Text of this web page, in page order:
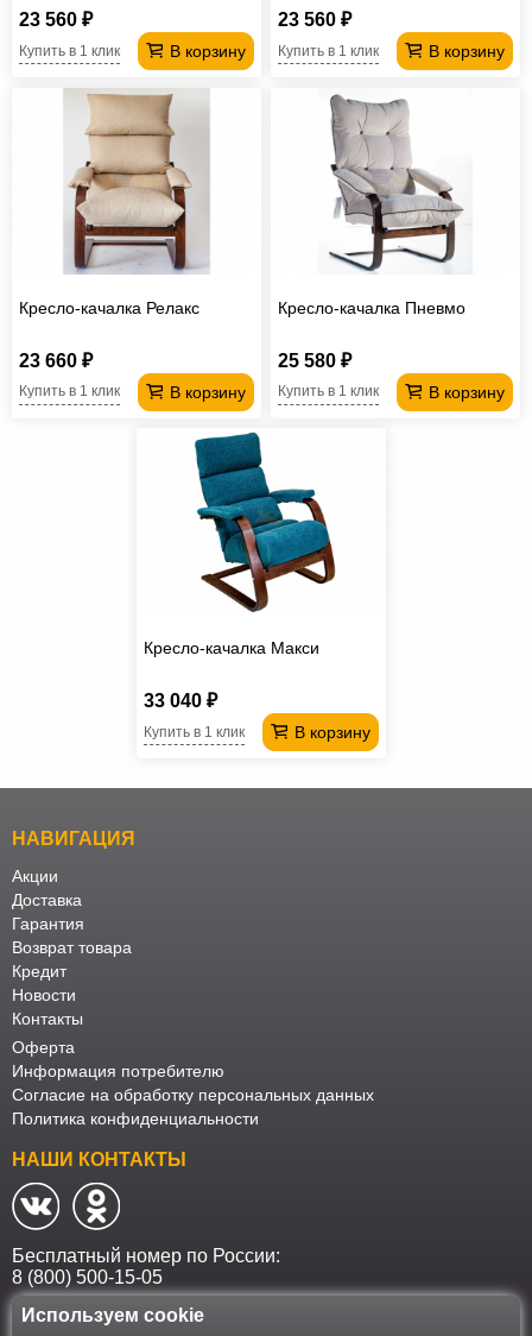
23 560 ₽
В корзину
Купить в 1 клик
23 560 ₽
В корзину
Купить в 1 клик
Кресло-качалка Релакс
23 660 ₽
В корзину
Купить в 1 клик
Кресло-качалка Пневмо
25 580 ₽
В корзину
Купить в 1 клик
Кресло-качалка Макси
33 040 ₽
В корзину
Купить в 1 клик
НАВИГАЦИЯ
Акции
Доставка
Гарантия
Возврат товара
Кредит
Новости
Контакты
Оферта
Информация потребителю
Согласие на обработку персональных данных
Политика конфиденциальности
НАШИ КОНТАКТЫ
Бесплатный номер по России:
8 (800) 500-15-05
Используем cookie